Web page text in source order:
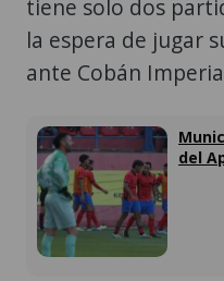
tiene solo dos
la espera de jugar
ante Cobán
del